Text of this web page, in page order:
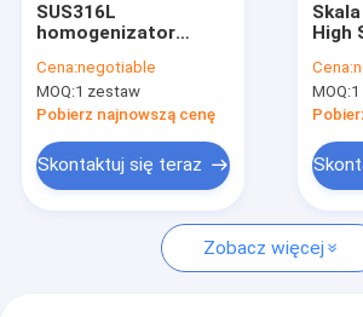
Poprosić o wycenę
Mikser emulgatorów kosmetycznych
SUS316L
homogenizator
kremowy 20L do
kosmetycznej maści
żelowej
Cena:negotiable
MOQ:1 zestaw
Pobierz najnowszą cenę
Skontaktuj się teraz
High
Cena:
MOQ:
Zobacz więcej